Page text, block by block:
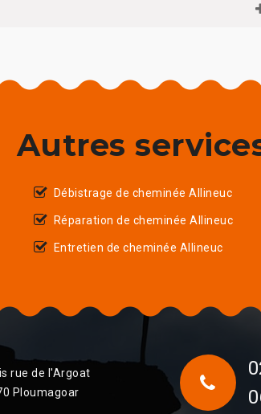
Autres
Débistrage de cheminée Allineuc
Réparation de cheminée Allineuc
Entretien de cheminée Allineuc
rue de l'Argoat
Ploumagoar